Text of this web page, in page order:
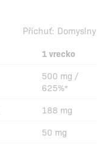
Příchuť: Domyslny
1 vrecko
500 mg /
625%*
188 mg
50 mg